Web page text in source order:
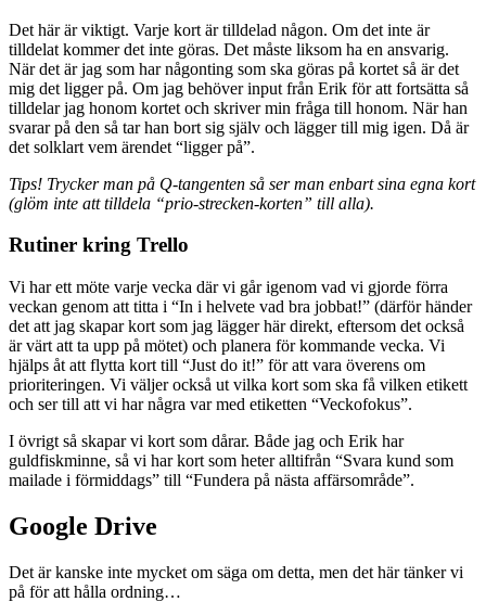
Det här är viktigt. Varje kort är tilldelad någon. Om det inte är
tilldelat kommer det inte göras. Det måste liksom ha en ansvarig.
När det är jag som har någonting som ska göras på kortet så är det
mig det ligger på. Om jag behöver input från Erik för att fortsätta så
tilldelar jag honom kortet och skriver min fråga till honom. När han
svarar på den så tar han bort sig själv och lägger till mig igen. Då är
det solklart vem ärendet “ligger på”.
Tips! Trycker man på Q-tangenten så ser man enbart sina egna kort
(glöm inte att tilldela “prio-strecken-korten” till alla).
Rutiner kring Trello
Vi har ett möte varje vecka där vi går igenom vad vi gjorde förra
veckan genom att titta i “In i helvete vad bra jobbat!” (därför händer
det att jag skapar kort som jag lägger här direkt, eftersom det också
är värt att ta upp på mötet) och planera för kommande vecka. Vi
hjälps åt att flytta kort till “Just do it!” för att vara överens om
prioriteringen. Vi väljer också ut vilka kort som ska få vilken etikett
och ser till att vi har några var med etiketten “Veckofokus”.
I övrigt så skapar vi kort som dårar. Både jag och Erik har
guldfiskminne, så vi har kort som heter alltifrån “Svara kund som
mailade i förmiddags” till “Fundera på nästa affärsområde”.
Google Drive
Det är kanske inte mycket om säga om detta, men det här tänker vi
på för att hålla ordning…